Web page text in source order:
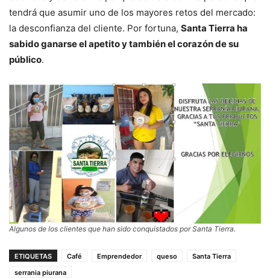
tendrá que asumir uno de los mayores retos del mercado:
la desconfianza del cliente. Por fortuna, Santa Tierra ha
sabido ganarse el apetito y también el corazón de su
público.
Algunos de los clientes que han sido conquistados por Santa Tierra.
ETIQUETAS Café Emprendedor queso
Santa Tierra
serrania piurana